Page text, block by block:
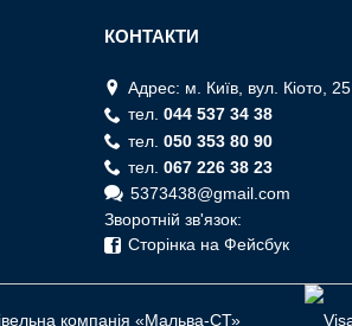
КОНТАКТИ
Адрес: м. Київ, вул. Кiото, 25
тел. 044 537 34 38
тел. 050 353 80 90
тел. 067 226 38 23
5373438@gmail.com
Зворотній зв'язок:
Сторінка на Фейсбук
компанія «Мальва-СТ»